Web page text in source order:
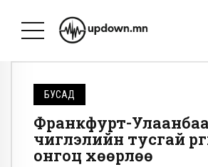
БУСАД
Франкфурт-
чиглэлийн тусгай
онгоц хөөрлөө